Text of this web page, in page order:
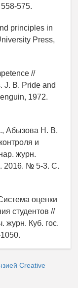
575.
principles in
Press,
//
J. B. Pride and
1972.
Абызова Н. В.
и
журн.
2016. № 5-3. С.
оценки
студентов //
журн. Куб. гос.
Creative